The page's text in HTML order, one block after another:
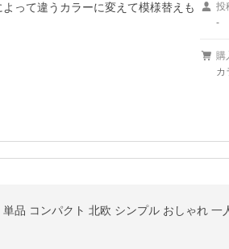
って違うカラーに変えて模様替えも
投
-
購
カ
品 コンパクト 北欧 シンプル おしゃれ